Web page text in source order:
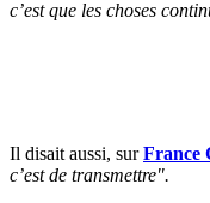
c’est que les choses
Il disait aussi, surFrance
c’est de transmettre".